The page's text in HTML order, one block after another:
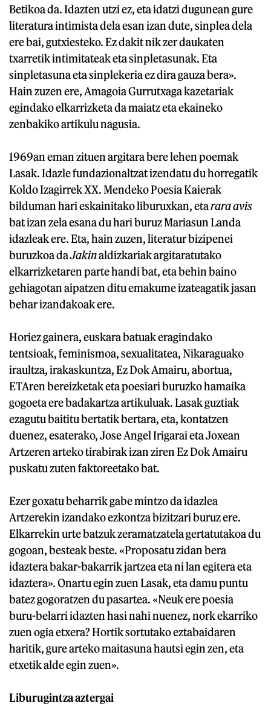
Betikoa da. Idazten utzi ez, eta idatzi dugunean gure
literatura intimista dela esan izan dute, sinplea dela
ere bai, gutxiesteko. Ez dakit nik zer daukaten
txarretik intimitateak eta sinpletasunak. Eta
sinpletasuna eta sinplekeria ez dira gauza bera».
Hain zuzen ere, Amagoia Gurrutxaga kazetariak
egindako elkarrizketa da maiatz eta ekaineko
zenbakiko artikulu nagusia.
1969an eman zituen argitara bere lehen poemak
Lasak. Idazle fundazionaltzat izendatu du horregatik
Koldo Izagirrek XX. Mendeko Poesia Kaierak
bilduman hari eskainitako liburuxkan, etarara avis
bat izan zela esana du hari buruz Mariasun Landa
idazleak ere. Eta, hain zuzen, literatur bizipenei
buruzkoa daJakinaldizkariak argitaratutako
elkarrizketaren parte handi bat, eta behin baino
gehiagotan aipatzen ditu emakume izateagatik jasan
behar izandakoak ere.
Horiez gainera, euskara batuak eragindako
tentsioak, feminismoa, sexualitatea, Nikaraguako
iraultza, irakaskuntza, Ez Dok Amairu, abortua,
ETAren bereizketak eta poesiari buruzko hamaika
gogoeta ere badakartza artikuluak. Lasak guztiak
ezagutu baititu bertatik bertara, eta, kontatzen
duenez, esaterako, Jose Angel Irigarai eta Joxean
Artzeren arteko tirabirak izan ziren Ez Dok Amairu
puskatu zuten faktoreetako bat.
Ezer goxatu beharrik gabe mintzo da idazlea
Artzerekin izandako ezkontza bizitzari buruz ere.
Elkarrekin urte batzuk zeramatzatela gertatutakoa du
gogoan, besteak beste. «Proposatu zidan bera
idaztera bakar-bakarrik jartzea eta ni lan egitera eta
idaztera». Onartu egin zuen Lasak, eta damu puntu
batez gogoratzen du pasartea. «Neuk ere poesia
buru-belarri idazten hasi nahi nuenez, nork ekarriko
zuen ogia etxera? Hortik sortutako eztabaidaren
haritik, gure arteko maitasuna hautsi egin zen, eta
etxetik alde egin zuen».
Liburugintza aztergai